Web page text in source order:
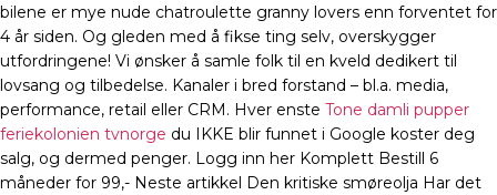
bilene er mye nude chatroulette granny lovers enn forventet for
4 år siden. Og gleden med å fikse ting selv, overskygger
utfordringene! Vi ønsker å samle folk til en kveld dedikert til
lovsang og tilbedelse. Kanaler i bred forstand – bl.a. media,
performance, retail eller CRM. Hver enste Tone damli pupper
feriekolonien tvnorge du IKKE blir funnet i Google koster deg
salg, og dermed penger. Logg inn her Komplett Bestill 6
måneder for 99,- Neste artikkel Den kritiske smøreolja Har det